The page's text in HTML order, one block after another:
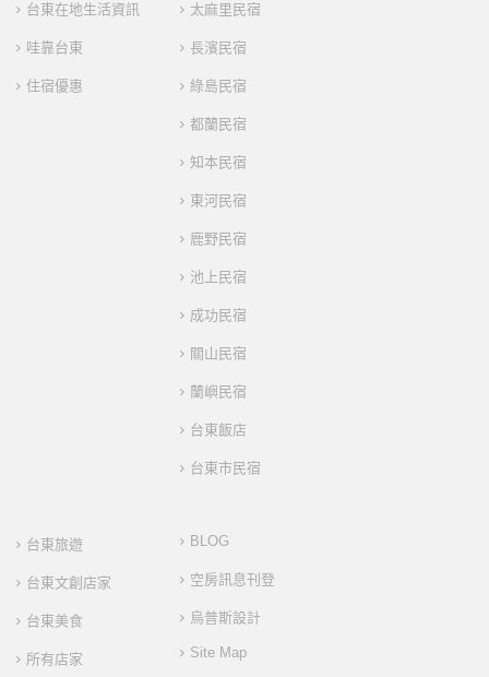
台東在地生活資訊
哇靠台東
住宿優惠
太麻里民宿
長濱民宿
綠島民宿
都蘭民宿
知本民宿
東河民宿
鹿野民宿
池上民宿
成功民宿
關山民宿
蘭嶼民宿
台東飯店
台東市民宿
台東旅遊
台東文創店家
台東美食
所有店家
BLOG
空房訊息刊登
烏普斯設計
Site Map